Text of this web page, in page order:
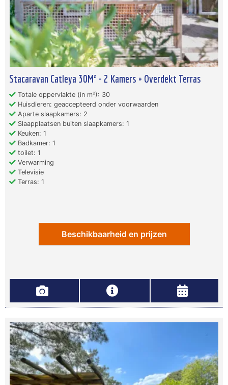
Stacaravan Catleya 30M² - 2 Kamers + Overdekt Terras
Totale oppervlakte (in m²): 30
Huisdieren: geaccepteerd onder voorwaarden
Aparte slaapkamers: 2
Slaapplaatsen buiten slaapkamers: 1
Keuken: 1
Badkamer: 1
toilet: 1
Verwarming
Televisie
Terras: 1
Beschikbaarheid en prijzen